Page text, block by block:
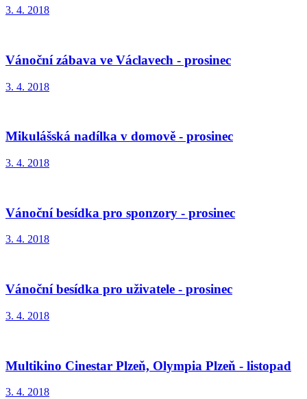
3. 4. 2018
Vánoční zábava ve Václavech - prosinec
3. 4. 2018
Mikulášská nadílka v domově - prosinec
3. 4. 2018
Vánoční besídka pro sponzory - prosinec
3. 4. 2018
Vánoční besídka pro uživatele - prosinec
3. 4. 2018
Multikino Cinestar Plzeň, Olympia Plzeň - listopad
3. 4. 2018